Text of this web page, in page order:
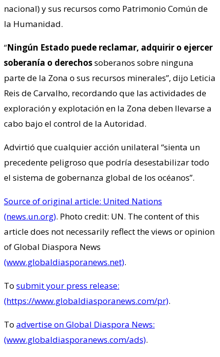
nacional) y sus recursos como Patrimonio Común de
la Humanidad.
“Ningún Estado puede reclamar, adquirir o ejercer
soberanía o derechossoberanos sobre ninguna
parte de la Zona o sus recursos minerales”, dijo Leticia
Reis de Carvalho, recordando que las actividades de
exploración y explotación en la Zona deben llevarse a
cabo bajo el control de la Autoridad.
Advirtió que cualquier acción unilateral “sienta un
precedente peligroso que podría desestabilizar todo
el sistema de gobernanza global de los océanos”.
Source of original article: United Nations
(news.un.org). Photo credit: UN. The content of this
article does not necessarily reflect the views or opinion
of Global Diaspora News
(www.globaldiasporanews.net).
To submit your press release:
(https://www.globaldiasporanews.com/pr).
To advertise on Global Diaspora News:
(www.globaldiasporanews.com/ads).